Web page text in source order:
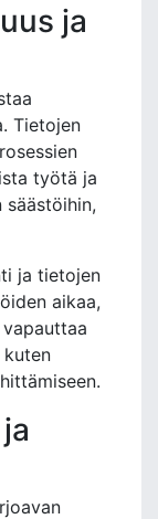
ja
Tietojen
työtä ja
ja tietojen
aikaa,
kuten